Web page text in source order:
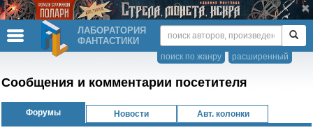
ЛАБОРАТОРИЯ
ФАНТАСТИКИ
расширенный
поиск по жанру
Сообщения и комментарии посетителя
Форумы Новости Авт. колонки